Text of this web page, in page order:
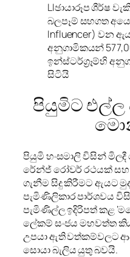
LIඡායාරූප ශීර්ෂ
බලපෑම් සහගත
Influencer) වන
අනුගාමිකයන්
ඉන්ස්ටර්ග්‍රෑම්හි
සිටියි
පියුමිට
පියුමි හංසමාලි විසින්
රේන්ජ් රෝවර් රථයක්
ගැනීම සිදු කිරීමට ඇයට
පැමිණිලිකාර පාර්ශවය
පැමිණිල්ල ඉදිරිපත් කළ
ලේකම් සංජය මහවත්ත
උපයා ඇති වත්කම්වලට
සොයා බැලිය යුතු බවයි.